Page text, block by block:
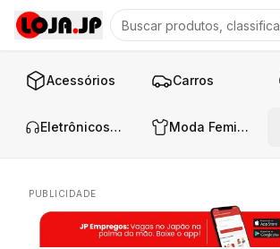
Acessórios Carros
Eletrônicos e Áudio Moda Feminina
PUBLICIDADE